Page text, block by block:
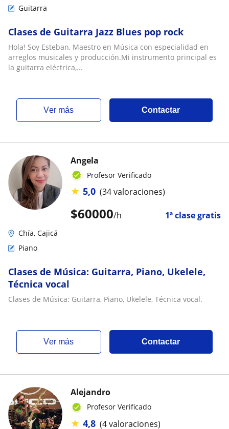
Guitarra
Clases de Guitarra Jazz Blues pop rock
Hola! Soy Esteban, Maestro en Música con especialidad en
arreglos musicales y producción.Mi instrumento principal es
la guitarra eléctrica,...
ver más Contactar
$60000/h 1ª clase gratis
Angela
Profesor Verificado
★ 5,0 (34 valoraciones)
Chía, Cajicá
Piano
Clases de Música: Guitarra, Piano, Ukelele,
Técnica vocal
Clases de Música: Guitarra, Piano, Ukelele, Técnica vocal.
ver más Contactar
Alejandro
Profesor Verificado
★ 4,8 (4 valoraciones)